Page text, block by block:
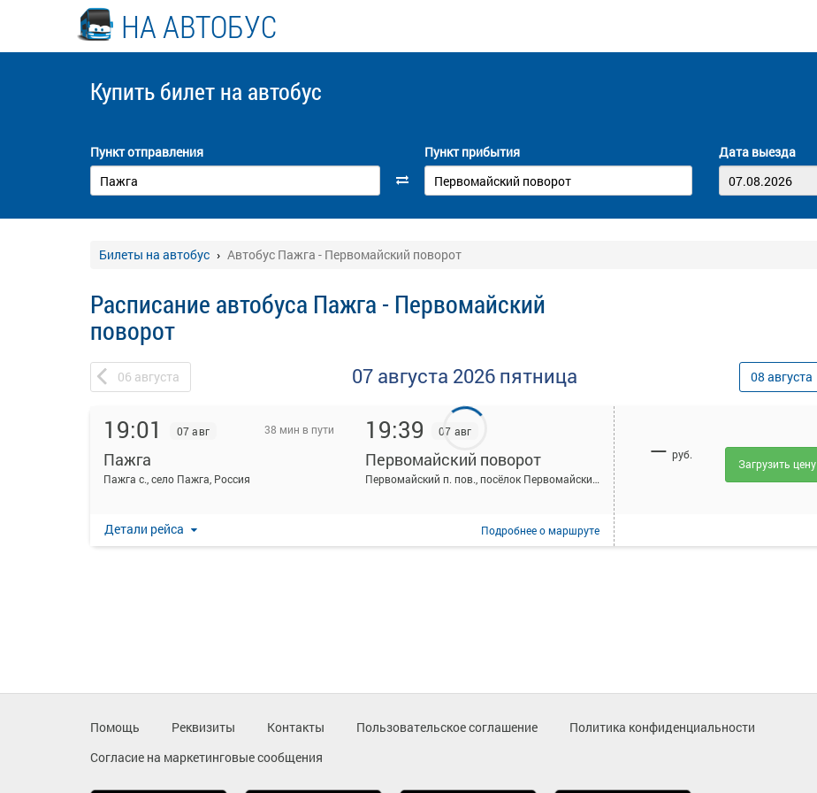
НА АВТОБУС
Купить билет на автобус
Пункт отправления Пункт прибытия Дата выезда
Билеты на автобус Автобус Пажга - Первомайский поворот
Расписание автобуса Пажга - Первомайский
поворот
06 августа 07 августа 2026 пятница 08 августа
19:01 07 авг 38 мин в пути
Пажга
Пажга с., село Пажга, Россия
19:39 07 авг
Первомайский поворот
Первомайский п. пов., посёлок Первомайский, Россия
Детали рейса Подробнеео маршруте
— руб.
Загрузить цену
Помощь Реквизиты Контакты Пользовательское соглашение
Политика конфиденциальности
Согласие на маркетинговые сообщения